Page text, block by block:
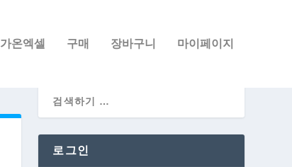
가온엑셀 구매 장바구니 마이페이지
로그인